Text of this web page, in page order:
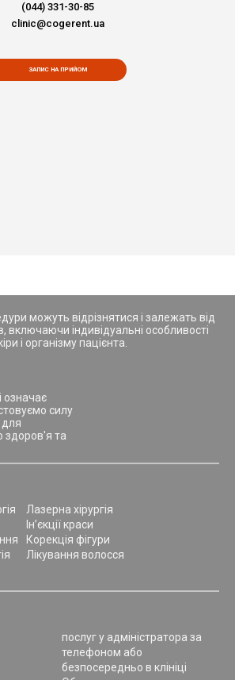
(044) 331-30-85
clinic@cogerent.ua
ЗАПИС НА ПРИЙОМ
можуть відрізнятися і залежать від
включаючи індивідуальні особливості
і організму пацієнта.
означає
силу
здоров'я та
Лазерна хірургія
Ін’єкції краси
Корекція фігури
Лікування волосся
послуг у адміністратора за
телефоном або
безпосередньо в клініці